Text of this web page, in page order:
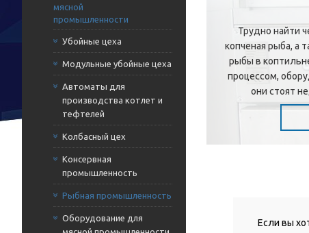
мясной
промышленности
Убойные цеха
Модульные убойные цеха
Автоматы для
производства котлет и
тефтелей
Колбасный цех
Консервная
промышленность
Рыбная промышленность
Оборудование для
Трудно найти
копченая рыба, а
рыбы в
процессом,
они стоят
Если вы